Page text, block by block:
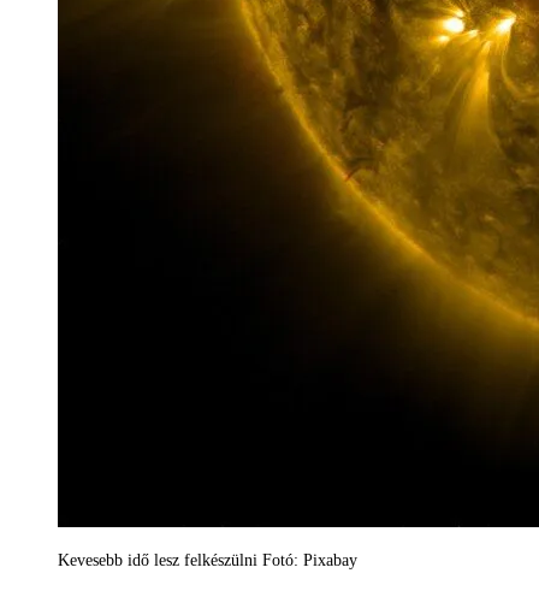
Kevesebb idő lesz felkészülni Fotó: Pixabay